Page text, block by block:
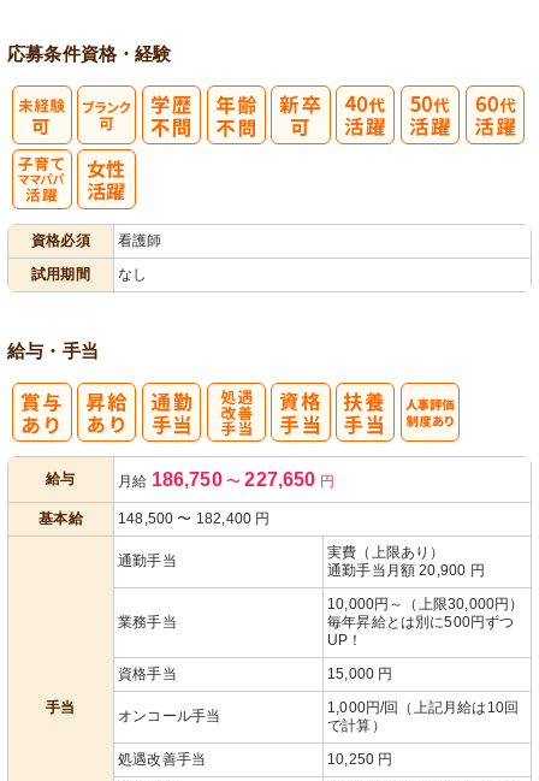
応募条件資格・経験
資格必須
看護師
試用期間
なし
給与・手当
給与 月給 186,750 〜 227,650 円
基本給 148,500 〜 182,400 円
手当
通勤手当
実費（上限あり）
通勤手当月額 20,900 円
業務手当
10,000円～（上限30,000円）
毎年昇給とは別に500円ずつ
UP！
資格手当
15,000 円
オンコール手当
1,000円/回（上記月給は10回
で計算）
処遇改善手当
10,250 円